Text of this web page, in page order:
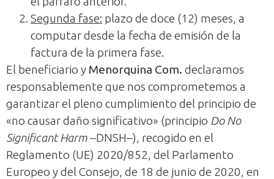
Segunda fase: plazo de doce (12) meses, a
computar desde la fecha de emisión de la
factura de la primera fase.
El beneficiario y Menorquina Com. declaramos
responsablemente que nos comprometemos a
garantizar el pleno cumplimiento del principio de
«no causar daño significativo» (principio Do No
Significant Harm–DNSH–), recogido en el
Reglamento (UE) 2020/852, del Parlamento
Europeo y del Consejo, de 18 de junio de 2020, en